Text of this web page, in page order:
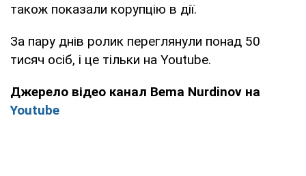
також показали корупцію в дії.
За пару днів ролик переглянули понад 50
тисяч осіб, і це тільки на Youtube.
Джерело відео канал Bema Nurdinov на
Youtube